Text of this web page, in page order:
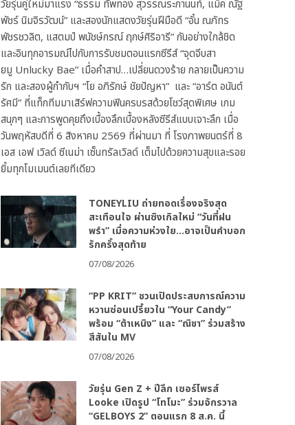
วัยรุ่นคู่ใหม่มาแรง “ธรรม ทัพทอง สุวรรณระกานนท์, แม็ค ณัฐ
พัชร์ นิมจิรวัฒน์” และสองนักแสดงวัยรุ่นฝีมือดี “อั๋น ณภัทร
พัชรชวลิต, แสตมป์ พนัชษ์กรณ์ ฤกษ์ศิริอารี” กันอย่างใกล้ชิด
และอินทุกอารมณ์ไปกับการรับชมตอนแรกซีรีส์ “จุดจีบสา
ยมู Unlucky Bae” เมื่อคำสาป…เปลี่ยนดวงร้าย กลายเป็นความ
รัก และสองผู้กำกับฯ “โย อภิรักษ์ ชัยปัญหา” และ “อาร์ต อนันต์
รัศมี” ที่แท็กทีมมาเสิร์ฟความฟินครบรสด้วยโชว์สุดพิเศษ เกม
สนุกๆ และการพูดคุยถึงเบื้องลึกเบื้องหลังซีรีส์แบบเจาะลึก เมื่อ
วันพฤหัสบดีที่ 6 สิงหาคม 2569 ที่ผ่านมา ที่ โรงภาพยนตร์ที่ 8
เอส เอฟ เวิลด์ ซีเนม่า เซ็นทรัลเวิลด์ เต็มไปด้วยความสุขและรอย
ยิ้มทุกโมเมนต์เลยทีเดียว
TONEYLIU ถ่ายทอดเรื่องจริงสุด
สะเทือนใจ ผ่านซิงเกิลใหม่ “วันที่ฝน
พรำ” เมื่อความห่วงใย…อาจเป็นคำบอก
รักครั้งสุดท้าย
07/08/2026
“PP KRIT” ชวนเปิดประสบการณ์ความ
หวานซ่อนเปรี้ยวใน “Your Candy”
พร้อม “ต้าเหนิง” และ “ณิชา” ร่วมสร้าง
สีสันใน MV
07/08/2026
วัยรุ่น Gen Z + ปีลึก เซอร์ไพรส์
Looke เปิดรูป “โทโมะ” ร่วมจักรวาล
“GELBOYS 2” ตอนแรก 8 ส.ค. นี้